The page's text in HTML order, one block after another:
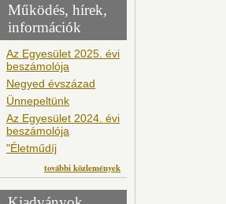
Működés, hírek,
információk
Az Egyesület 2025. évi
beszámolója
Negyed évszázad
Ünnepeltünk
Az Egyesület 2024. évi
beszámolója
"Életműdíj
további közlemények